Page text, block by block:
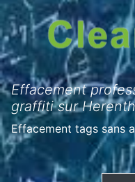
Effacement
graffiti sur
Effacement tags sans